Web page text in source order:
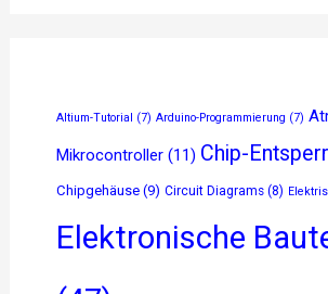
Altium-Tutorial (7) Arduino-Programmierung (7)
Mikrocontroller (11) Chip-
Chipgehäuse (9) Circuit Diagrams (8)
Elektronische